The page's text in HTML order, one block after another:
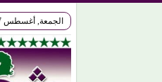
الجمعة, أغسطس 7, 2026